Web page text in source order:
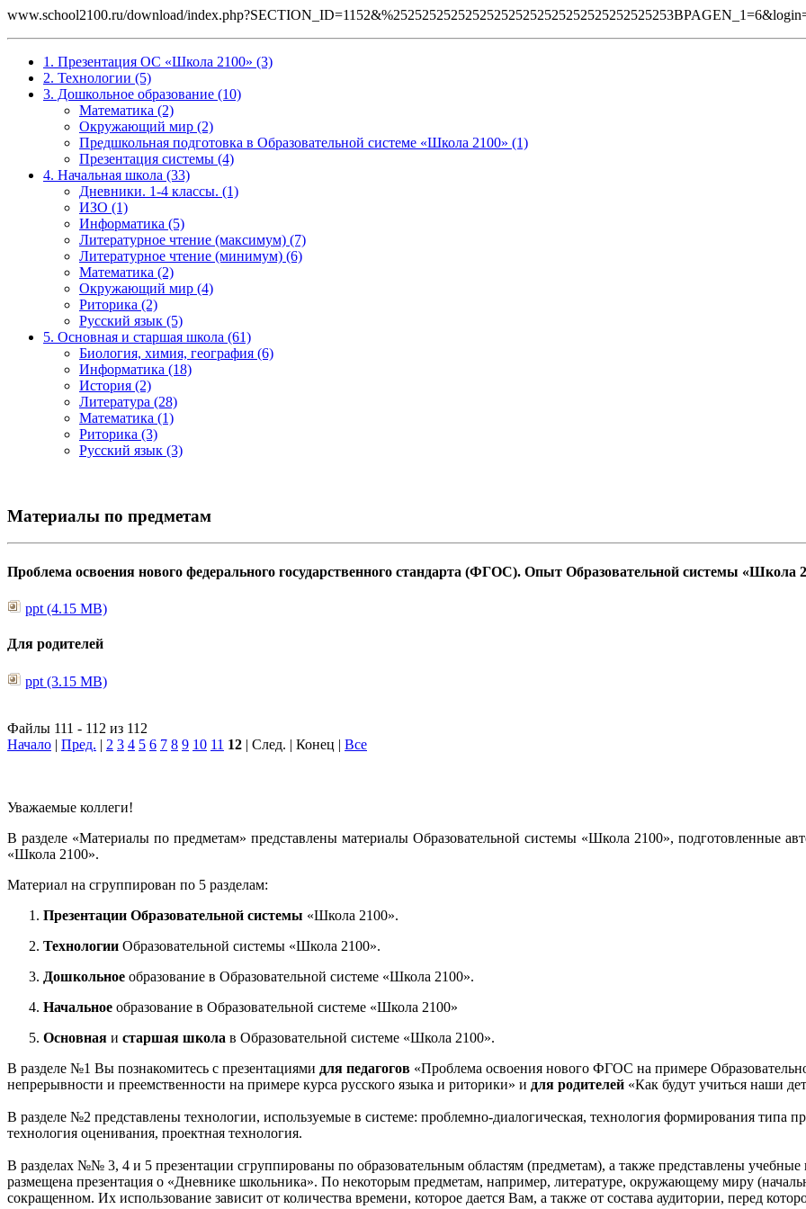
www.school2100.ru/download/
1. Презентация ОС «Школа 2100» (3)
2. Технологии (5)
3. Дошкольное образование (10)
Математика (2)
Окружающий мир (2)
Предшкольная подготовка в Образовательной системе «Школа 2100» (1)
Презентация системы (4)
4. Начальная школа (33)
Дневники. 1-4 классы. (1)
ИЗО (1)
Информатика (5)
Литературное чтение (максимум) (7)
Литературное чтение (минимум) (6)
Математика (2)
Окружающий мир (4)
Риторика (2)
Русский язык (5)
5. Основная и старшая школа (61)
Биология, химия, география (6)
Информатика (18)
История (2)
Литература (28)
Математика (1)
Риторика (3)
Русский язык (3)
Материалы по предметам
Проблема освоения нового федерального государственного стандарта (ФГОС). Опыт Образовательной системы «Школа
ppt (4.15 MB)
Для родителей
ppt (3.15 MB)
Файлы 111 - 112 из 112
Начало | Пред. | 2 3 4 5 6 7 8 9 10 11 12 | След. | Конец | Все
Уважаемые коллеги!
В разделе «Материалы по предметам» представлены материалы Образовательной системы «Школа 2100», подготовленные
«Школа 2100».
Материал на сгруппирован по 5 разделам:
Презентации Образовательной системы «Школа 2100».
Технологии Образовательной системы «Школа 2100».
Дошкольное образование в Образовательной системе «Школа 2100».
Начальное образование в Образовательной системе «Школа 2100»
Основная и старшая школа в Образовательной системе «Школа 2100».
В разделе №1 Вы познакомитесь с презентациями для педагогов «Проблема освоения нового ФГОС на примере
непрерывности и преемственности на примере курса русского языка и риторики» и для родителей «Как будут учиться наши
В разделе №2 представлены технологии, используемые в системе: проблемно-диалогическая, технология формирования типа
технология оценивания, проектная технология.
В разделах №№ 3, 4 и 5 презентации сгруппированы по образовательным областям (предметам), а также представлены
размещена презентация о «Дневнике школьника». По некоторым предметам, например, литературе, окружающему миру
сокращенном. Их использование зависит от количества времени, которое дается Вам, а также от состава аудитории, перед